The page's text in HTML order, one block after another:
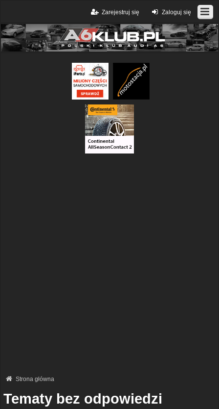
Zaloguj się
Zarejestruj się
Strona główna
Tematy bez odpowiedzi